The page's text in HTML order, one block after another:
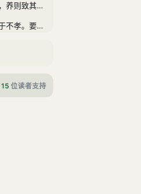
子曰：“孝子之事亲，居则致其敬，养则致其乐，病则致其忧，丧则致其哀，祭则致其严。五者备矣，然后能事亲。事亲者，居上不骄，为下不乱，在丑不争。居上而骄则亡，为下而乱则刑，在丑而争则兵。三者不除，虽日用三牲之养，犹为不孝也。”
子曰：“五刑之属三千，而罪莫大于不孝。要君者无上，非圣人者无法，非孝者无亲。此大乱之道也。”
子曰：“君子之事亲孝，故忠可移于君；事兄悌，故顺可移于长；居家理，故治可移于官。是以行成于内，而名立于后世矣。”
15 位读者支持